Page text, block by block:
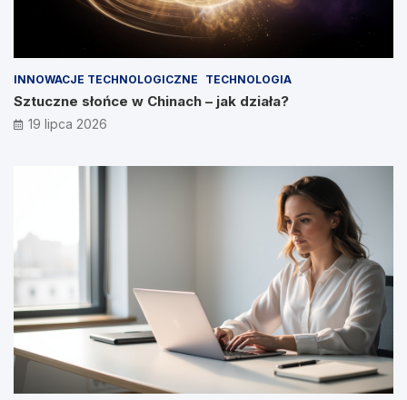
INNOWACJE TECHNOLOGICZNE TECHNOLOGIA
Sztuczne słońce w Chinach – jak działa?
19 lipca 2026